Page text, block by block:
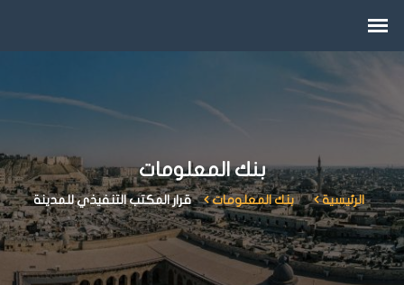
بنك المعلومات
الرئيسية بنك المعلومات قرار المكتب التنفيذي للمدينة